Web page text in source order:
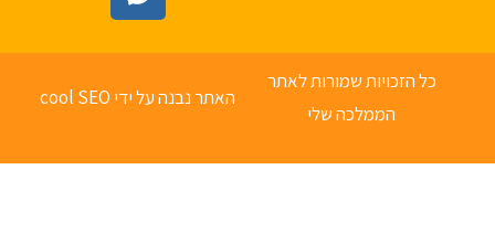
כל הזכויות שמורות לאתר
הממלכה שלי
האתר נבנה על ידי cool SEO